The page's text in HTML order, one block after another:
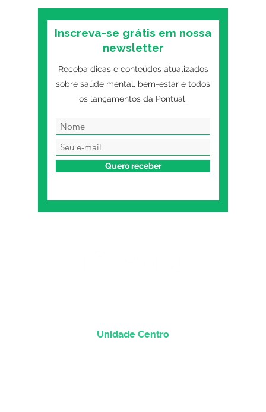
Inscreva-se grátis em nossa
newsletter
Receba dicas e conteúdos atualizados
sobre saúde mental, bem-estar e todos
os lançamentos da Pontual.
Quero receber
Unidade Centro